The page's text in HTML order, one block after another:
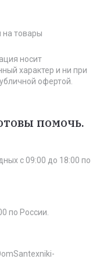
на товары
носит
характер и ни при
офертой.
помочь.
c 09:00 до 18:00 по
по России.